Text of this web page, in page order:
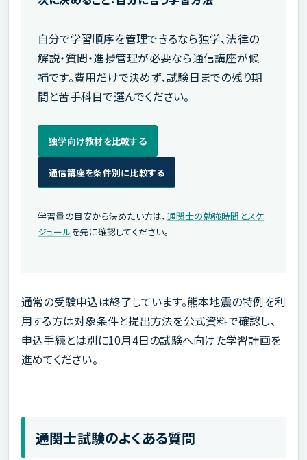
自分で学習順序を管理できるなら独学、法律の
解説・質問・進捗管理が必要なら通信講座が候
補です。費用だけで決めず、試験日までの残り期
間と苦手科目で選んでください。
独学向け教材を比較する
通信講座を条件別に比較する
学習量の目安から決めたい方は、通関士の勉強時間とスケ
ジュールを先に確認してください。
通常の受験申込は終了しています。熊本地震の特例を利
用する方は対象条件と提出方法を公式資料で確認し、
申込手続とは別に10月4日の試験へ向けた学習計画を
進めてください。
通関士試験のよくある質問